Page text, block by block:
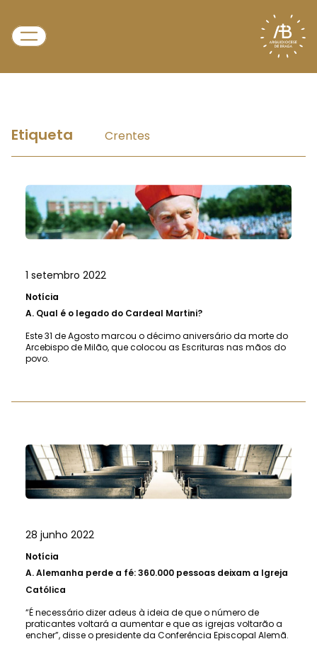
Etiqueta Crentes
1 setembro 2022
Notícia
A. Qual é o legado do Cardeal Martini?
Este 31 de Agosto marcou o décimo aniversário da morte do
Arcebispo de Milão, que colocou as Escrituras nas mãos do
povo.
28 junho 2022
Notícia
A.Alemanha perde a fé: 360.000 pessoas deixam a Igreja
Católica
“É necessário dizer adeus à ideia de que o número de
praticantes voltará a aumentar e que as igrejas voltarão a
encher”, disse o presidente da Conferência Episcopal Alemã.